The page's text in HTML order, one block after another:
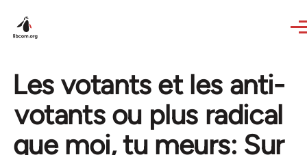
Les votants et les anti-
votants ou plus radical
que moi, tu meurs: Sur